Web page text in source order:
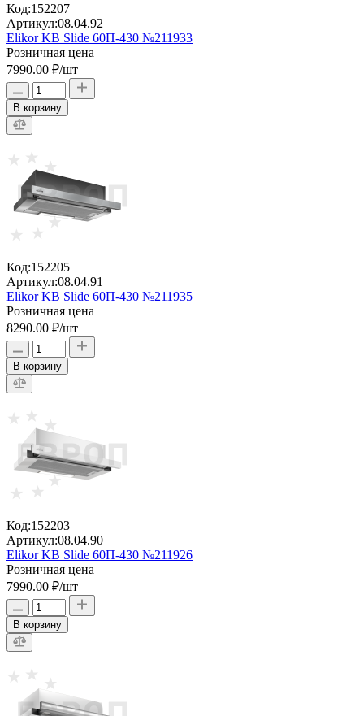
Код:152207
Артикул:08.04.92
Elikor KB Slide 60П-430 №211933
Розничная цена
7990.00 ₽/шт
В корзину
Код:152205
Артикул:08.04.91
Elikor KB Slide 60П-430 №211935
Розничная цена
8290.00 ₽/шт
В корзину
Код:152203
Артикул:08.04.90
Elikor KB Slide 60П-430 №211926
Розничная цена
7990.00 ₽/шт
В корзину